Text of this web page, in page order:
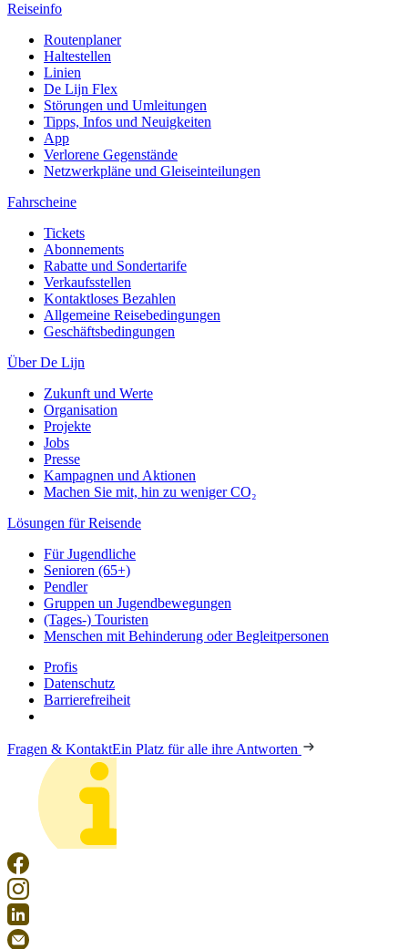
Reiseinfo
Routenplaner
Haltestellen
Linien
De Lijn Flex
Störungen und Umleitungen
Tipps, Infos und Neuigkeiten
App
Verlorene Gegenstände
Netzwerkpläne und Gleiseinteilungen
Fahrscheine
Tickets
Abonnements
Rabatte und Sondertarife
Verkaufsstellen
Kontaktloses Bezahlen
Allgemeine Reisebedingungen
Geschäftsbedingungen
Über De Lijn
Zukunft und Werte
Organisation
Projekte
Jobs
Presse
Kampagnen und Aktionen
Machen Sie mit, hin zu weniger CO₂
Lösungen für Reisende
Für Jugendliche
Senioren (65+)
Pendler
Gruppen un Jugendbewegungen
(Tages-) Touristen
Menschen mit Behinderung oder Begleitpersonen
Profis
Datenschutz
Barrierefreiheit
Fragen & KontaktEin Platz für alle ihre Antworten